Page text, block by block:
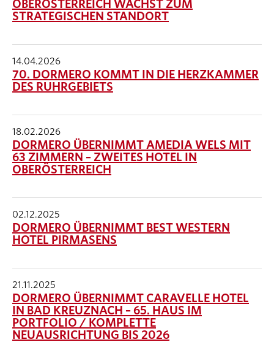
OBERÖSTERREICH WÄCHST ZUM
STRATEGISCHEN STANDORT
14.04.2026
70. DORMERO KOMMT IN DIE HERZKAMMER
DES RUHRGEBIETS
18.02.2026
DORMERO ÜBERNIMMT AMEDIA WELS MIT
63 ZIMMERN – ZWEITES HOTEL IN
OBERÖSTERREICH
02.12.2025
DORMERO ÜBERNIMMT BEST WESTERN
HOTEL PIRMASENS
21.11.2025
DORMERO ÜBERNIMMT CARAVELLE HOTEL
IN BAD KREUZNACH – 65. HAUS IM
PORTFOLIO / KOMPLETTE
NEUAUSRICHTUNG BIS 2026